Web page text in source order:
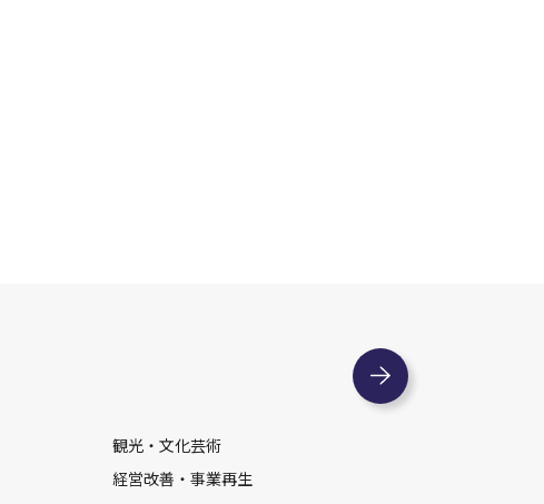
観光・文化芸術
経営改善・事業再生